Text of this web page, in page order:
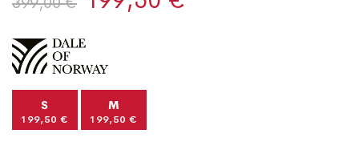
S
199,50 €
M
199,50 €